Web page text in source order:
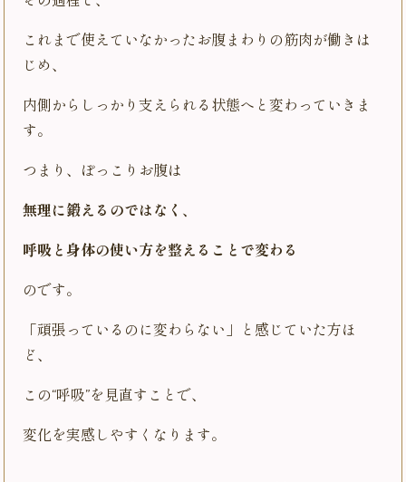
これまで使えていなかったお腹まわりの筋肉が働きは
じめ、
内側からしっかり支えられる状態へと変わっていきま
す。
つまり、ぽっこりお腹は
無理に鍛えるのではなく、
呼吸と身体の使い方を整えることで変わる
のです。
「頑張っているのに変わらない」と感じていた方ほ
ど、
この“呼吸”を見直すことで、
変化を実感しやすくなります。